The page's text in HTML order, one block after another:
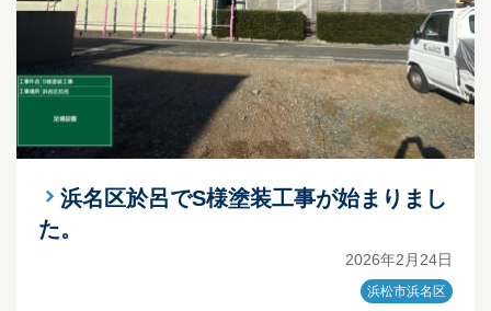
浜名区於呂でS様塗装工事が始まりまし
た。
2026年2月24日
浜松市浜名区